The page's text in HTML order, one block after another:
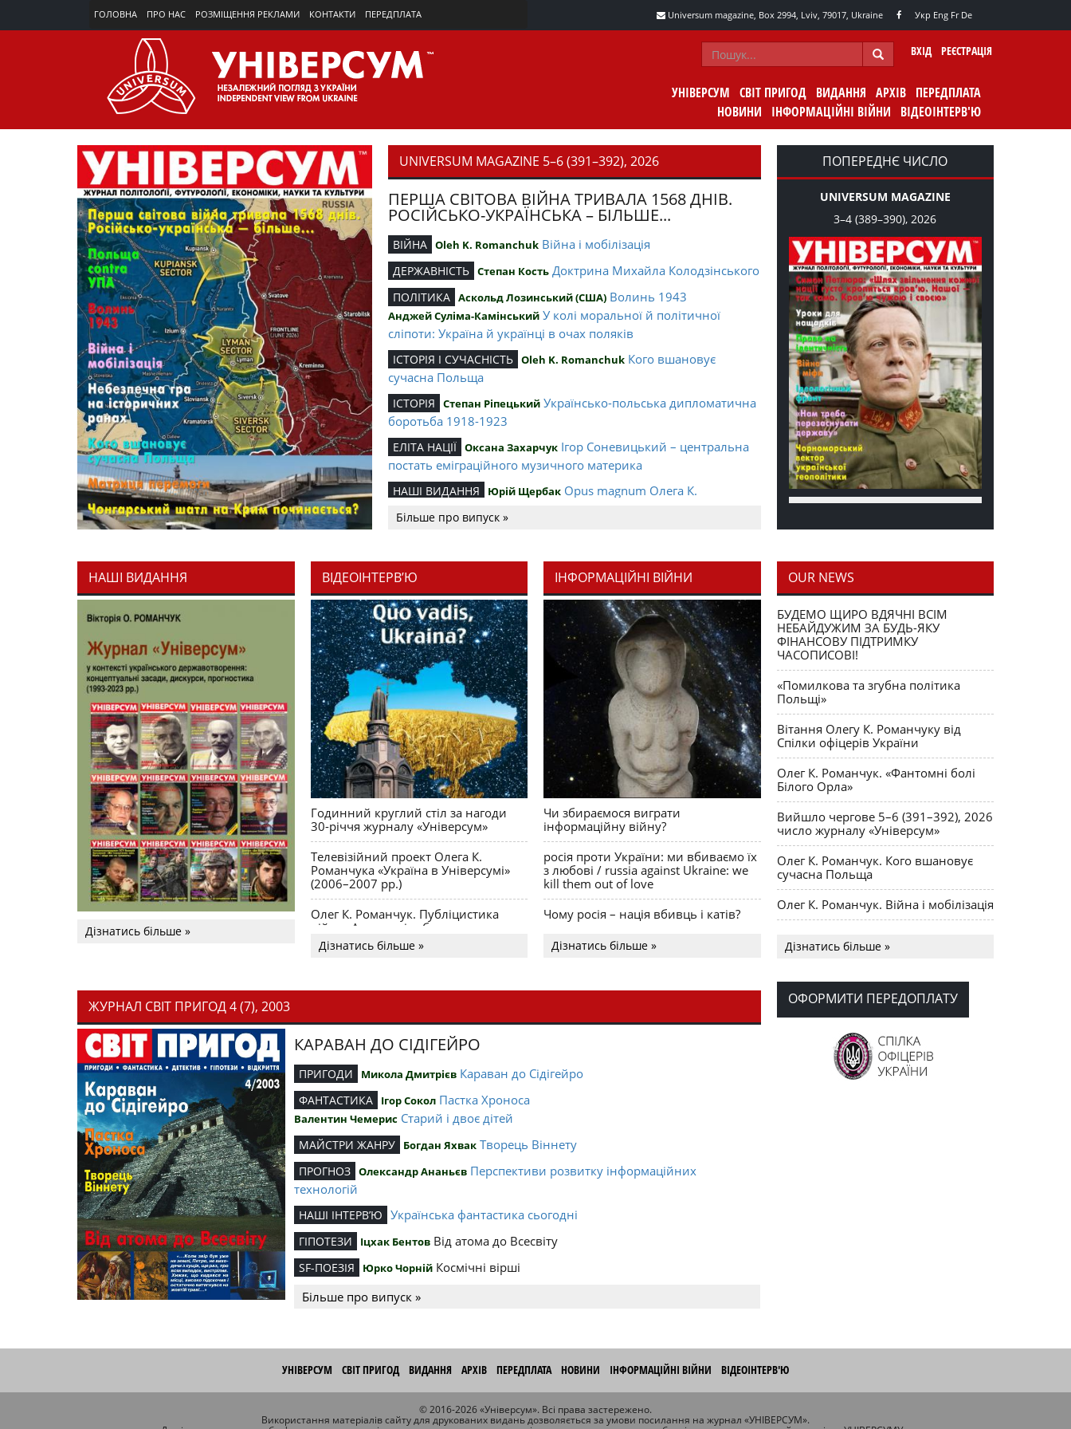
ГОЛОВНА ПРО НАС РОЗМІЩЕННЯ РЕКЛАМИ КОНТАКТИ ПЕРЕДПЛАТА Universum magazine, Box 2994, Lviv, 79017, Ukraine Укр Eng Fr De
ВХІД РЕЄСТРАЦІЯ
УНІВЕРСУМ СВІТ ПРИГОД ВИДАННЯ АРХІВ ПЕРЕДПЛАТА
НОВИНИ
ІНФОРМАЦІЙНІ ВІЙНИ ВІДЕОІНТЕРВ'Ю
UNIVERSUM MAGAZINE 5–6 (391–392), 2026
ПЕРША СВІТОВА ВІЙНА ТРИВАЛА 1568 ДНІВ.
РОСІЙСЬКО-УКРАЇНСЬКА – БІЛЬШЕ...
ВІЙНА Oleh K. Romanchuk Війна і мобілізація
ДЕРЖАВНІСТЬ Степан Кость Доктрина Михайла Колодзінського
ПОЛІТИКА Аскольд Лозинський (США) Волинь 1943
Анджей Суліма-Камінський У колі моральної й політичної
сліпоти: Україна й українці в очах поляків
ІСТОРІЯ І СУЧАСНІСТЬ Oleh K. Romanchuk Кого вшановує
сучасна Польща
ІСТОРІЯ Степан Ріпецький Українсько-польська дипломатична
боротьба 1918-1923
ЕЛІТА НАЦІЇ Оксана Захарчук Ігор Соневицький – центральна
постать еміграційного музичного материка
НАШІ ВИДАННЯ Юрій Щербак Opus magnum Олега К.
Романчука
Editorial
Журавель і синиця як уособлення
української політстратегії й тактики
Більше про випуск »
ПОПЕРЕДНЄ ЧИСЛО
UNIVERSUM MAGAZINE
3–4 (389–390), 2026
НАШІ ВИДАННЯ
Дізнатись більше »
ВІДЕОІНТЕРВ’Ю
Годинний круглий стіл за нагоди
30-річчя журналу «Універсум»
Телевізійний проект Олега К.
Романчука «Україна в Універсумі»
(2006–2007 рр.)
Олег К. Романчук. Публіцистика
війни. Акценти і табу
Дізнатись більше »
ІНФОРМАЦІЙНІ ВІЙНИ
Чи збираємося виграти
інформаційну війну?
росія проти України: ми вбиваємо їх
з любові / russia against Ukraine: we
kill them out of love
Чому росія – нація вбивць і катів?
Дізнатись більше »
OUR NEWS
БУДЕМО ЩИРО ВДЯЧНІ ВСІМ
НЕБАЙДУЖИМ ЗА БУДЬ-ЯКУ
ФІНАНСОВУ ПІДТРИМКУ
ЧАСОПИСОВІ!
«Помилкова та згубна політика
Польщі»
Вітання Олегу К. Романчуку від
Спілки офіцерів України
Олег К. Романчук. «Фантомні болі
Білого Орла»
Вийшло чергове 5–6 (391–392), 2026
число журналу «Універсум»
Олег К. Романчук. Кого вшановує
сучасна Польща
Олег К. Романчук. Війна і мобілізація
долучилися до найбільшої
День Вишиванки в Норт Порті
OPUS MAGNUM Олега К. Романчука
Дізнатись більше »
ЖУРНАЛ СВІТ ПРИГОД 4 (7), 2003
КАРАВАН ДО СІДІГЕЙРО
ПРИГОДИ Микола Дмитрієв Караван до Сідігейро
ФАНТАСТИКА Ігор Сокол Пастка Хроноса
Валентин Чемерис Старий і двоє дітей
МАЙСТРИ ЖАНРУ Богдан Яхвак Творець Віннету
ПРОГНОЗ Олександр Ананьєв Перспективи розвитку інформаційних
технологій
НАШІ ІНТЕРВ’Ю Українська фантастика сьогодні
ГІПОТЕЗИ Іцхак Бентов Від атома до Всесвіту
SF-ПОЕЗІЯ Юрко Чорній Космічні вірші
Більше про випуск »
ОФОРМИТИ ПЕРЕДОПЛАТУ
УНІВЕРСУМ СВІТ ПРИГОД ВИДАННЯ АРХІВ ПЕРЕДПЛАТА НОВИНИ ІНФОРМАЦІЙНІ ВІЙНИ ВІДЕОІНТЕРВ'Ю
© 2016-2026 «Універсум». Всі права застережено.
Використання матеріалів сайту для друкованих видань дозволяється за умови посилання на журнал «УНІВЕРСУМ».